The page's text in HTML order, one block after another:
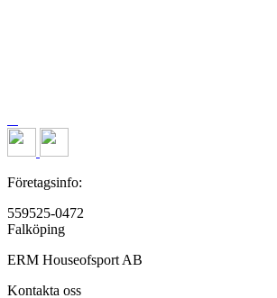
Företagsinfo:
559525-0472
Falköping
ERM Houseofsport AB
Kontakta oss